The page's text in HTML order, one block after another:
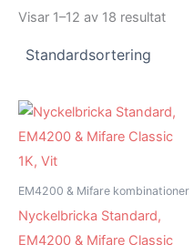
Visar 1–12 av 18 resultat
EM4200 & Mifare kombinationer
Nyckelbricka Standard,
EM4200 & Mifare Classic